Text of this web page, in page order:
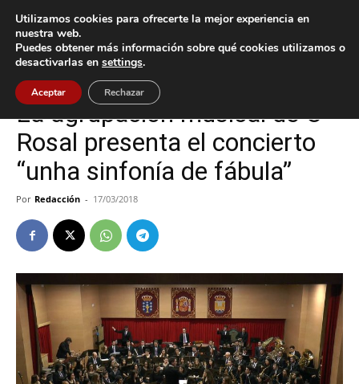
Inicio Cultura / Ocio
Cultura / Ocio O Rosal
La agrupación musical de O
Rosal presenta el concierto
“unha sinfonía de fábula”
Por Redacción - 17/03/2018
Utilizamos cookies para ofrecerte la mejor experiencia en
nuestra web.
Puedes obtener más información sobre qué cookies utilizamos o
desactivarlas en settings.
Aceptar Rechazar